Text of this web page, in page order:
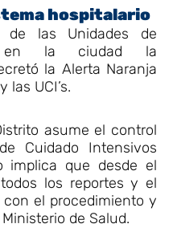
hospitalario
de las Unidades de
en la ciudad la
la Alerta Naranja
las UCI’s.
asume el control
Cuidado Intensivos
implica que desde el
los reportes y el
el procedimiento y
de Salud.